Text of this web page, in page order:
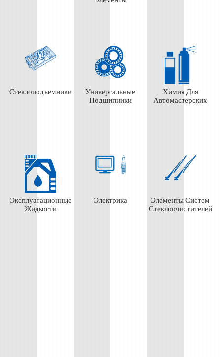
Стеклоподъемники
Универсальные
Подшипники
Химия Для
Автомастерских
Эксплуатационные
Жидкости
Электрика
Элементы Систем
Стеклоочистителей